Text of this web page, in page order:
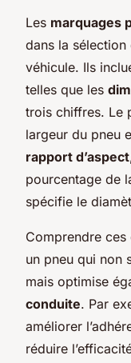
Les marquages
dans la
véhicule. Ils
telles que les
trois chiffres. Le
largeur du pneu
rapport d’aspect
pourcentage de
spécifie le
Comprendre
un pneu qui non
mais optimise
conduite. Par
améliorer
réduire